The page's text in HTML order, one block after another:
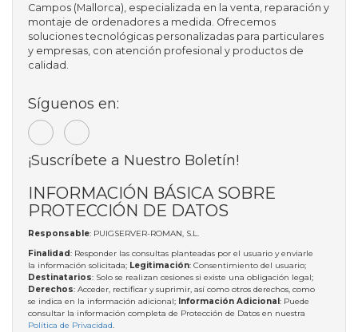
Campos (Mallorca), especializada en la venta, reparación y
montaje de ordenadores a medida. Ofrecemos
soluciones tecnológicas personalizadas para particulares
y empresas, con atención profesional y productos de
calidad.
Síguenos en:
¡Suscríbete a Nuestro Boletín!
INFORMACIÓN BÁSICA SOBRE
PROTECCIÓN DE DATOS
Responsable: PUIGSERVER-ROMAN, S.L.
Finalidad: Responder las consultas planteadas por el usuario y enviarle
la información solicitada; Legitimación: Consentimiento del usuario;
Destinatarios: Solo se realizan cesiones si existe una obligación legal;
Derechos: Acceder, rectificar y suprimir, así como otros derechos, como
se indica en la información adicional; Información Adicional: Puede
consultar la información completa de Protección de Datos en nuestra
Política de Privacidad.